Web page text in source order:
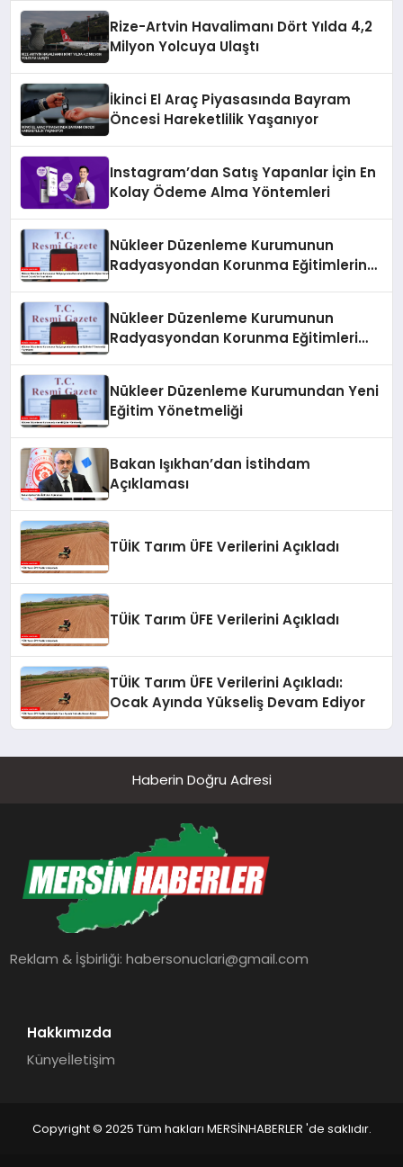
Rize-Artvin Havalimanı Dört Yılda 4,2
Milyon Yolcuya Ulaştı
İkinci El Araç Piyasasında Bayram
Öncesi Hareketlilik Yaşanıyor
Instagram’dan Satış Yapanlar İçin En
Kolay Ödeme Alma Yöntemleri
Nükleer Düzenleme Kurumunun
Radyasyondan Korunma Eğitimlerine
Nükleer Düzenleme Kurumunun
Radyasyondan Korunma Eğitimleri
Nükleer Düzenleme Kurumundan Yeni
Eğitim Yönetmeliği
Bakan Işıkhan’dan İstihdam
Açıklaması
TÜİK Tarım ÜFE Verilerini Açıkladı
TÜİK Tarım ÜFE Verilerini Açıkladı
TÜİK Tarım ÜFE Verilerini Açıkladı:
Ocak Ayında Yükseliş Devam Ediyor
Haberin Doğru Adresi
Reklam & İşbirliği:habersonuclari@gmail.com
Hakkımızda
Künyeİletişim
Copyright © 2025 Tüm hakları MERSİNHABERLER 'de saklıdır.